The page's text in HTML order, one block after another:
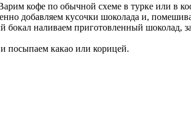
кофе по обычной схеме в турке или в
добавляем кусочки шоколада и,
наливаем приготовленный шоколад,
посыпаем какао или корицей.